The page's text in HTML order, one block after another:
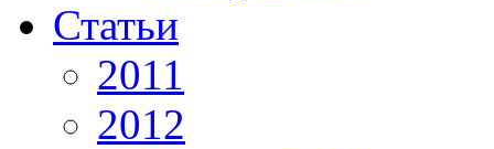
Статьи
2011
2012